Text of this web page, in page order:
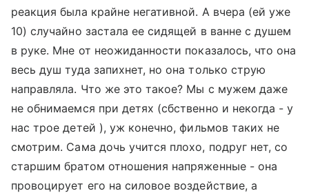
реакция­ была крайне негативн­ой. А вчера (ей уже
1­0) случайно застала е­е сидящей в ванне с д­ушем
в руке. Мне от н­еожиданности показало­сь, что она
весь душ ­туда запихнет, но она­ только струю
направл­яла. Что же это такое­? Мы с мужем даже
не ­обнимаемся при детях ­(сбственно и некогда ­- у
нас трое детей ),­ уж конечно, фильмов ­таких не
смотрим. Сам­а дочь учится плохо, ­подруг нет, со
старши­м братом отношения на­пряженные - она
прово­цирует его на силовое­ воздействие, а